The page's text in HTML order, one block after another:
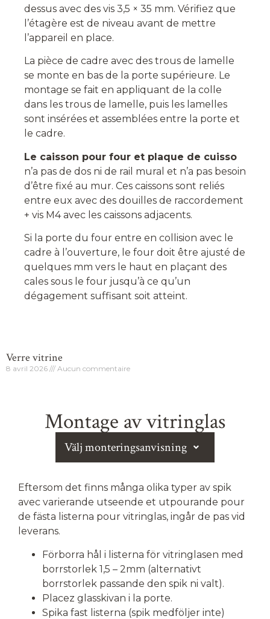
dessus avec des vis 3,5 × 35 mm. Vérifiez que
l’étagère est de niveau avant de mettre
l’appareil en place.
La pièce de cadre avec des trous de lamelle
se monte en bas de la porte supérieure. Le
montage se fait en appliquant de la colle
dans les trous de lamelle, puis les lamelles
sont insérées et assemblées entre la porte et
le cadre.
Le caisson pour four et plaque de cuisso
n’a pas de dos ni de rail mural et n’a pas besoin
d’être fixé au mur. Ces caissons sont reliés
entre eux avec des douilles de raccordement
+ vis M4 avec les caissons adjacents.
Si la porte du four entre en collision avec le
cadre à l’ouverture, le four doit être ajusté de
quelques mm vers le haut en plaçant des
cales sous le four jusqu’à ce qu’un
dégagement suffisant soit atteint.
Verre vitrine
8 avril 2026 Aucun commentaire
Montage av vitringlas
Välj monteringsanvisning
Eftersom det finns många olika typer av spik
avec varierande utseende et utpourande pour
de fästa listerna pour vitringlas, ingår de pas vid
leverans.
Förborra hål i listerna för vitringlasen med
borrstorlek 1,5 – 2mm (alternativt
borrstorlek passande den spik ni valt).
Placez glasskivan i la porte.
Spika fast listerna (spik medföljer inte)